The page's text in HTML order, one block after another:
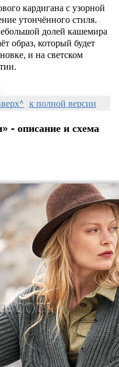
кардигана с узорной
утончённого стиля.
долей кашемира
образ, который будет
и на светском
к полной версии
- описание и схема